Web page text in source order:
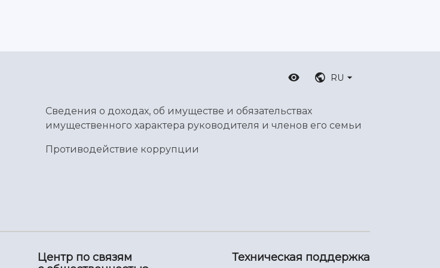
RU
Сведения о доходах, об имуществе и обязательствах
имущественного характера руководителя и членов его семьи
Противодействие коррупции
Центр по связям
Техническая поддержка